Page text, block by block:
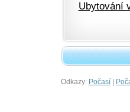
Ubytování
Odkazy: Počasí|